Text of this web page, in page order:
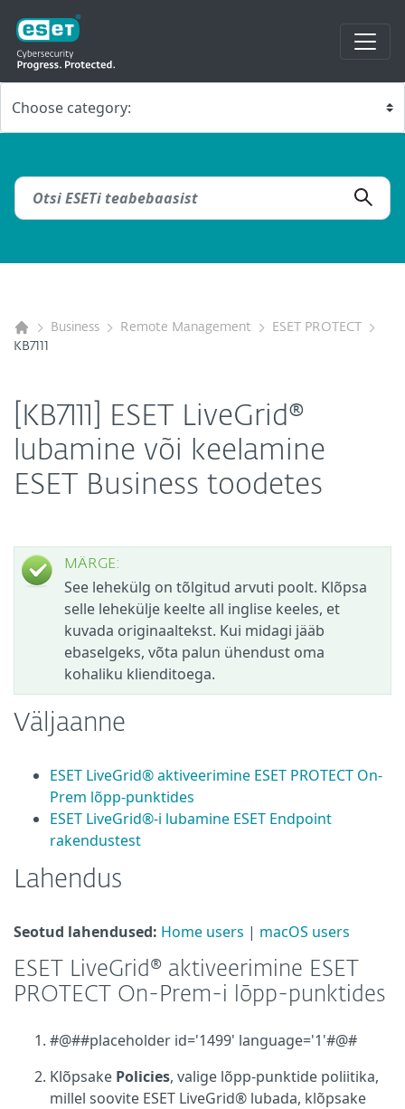
Business Remote Management
ESET PROTECT
KB7111
[KB7111] ESET LiveGrid®
lubamine või keelamine
ESET Business toodetes
MÄRGE:
See lehekülg on tõlgitud arvuti poolt. Klõpsa
selle lehekülje keelte all inglise keeles, et
kuvada originaaltekst. Kui midagi jääb
ebaselgeks, võta palun ühendust oma
kohaliku klienditoega.
Väljaanne
ESET LiveGrid® aktiveerimine ESET PROTECT On-
Prem lõpp-punktides
ESET LiveGrid®-i lubamine ESET Endpoint
rakendustest
Lahendus
Seotud lahendused: Home users | macOS users
ESET LiveGrid® aktiveerimine ESET
PROTECT On-Prem-i lõpp-punktides
#@##placeholder id='1499' language='1'#@#
Klõpsake Policies, valige lõpp-punktide poliitika,
millel soovite ESET LiveGrid® lubada, klõpsake